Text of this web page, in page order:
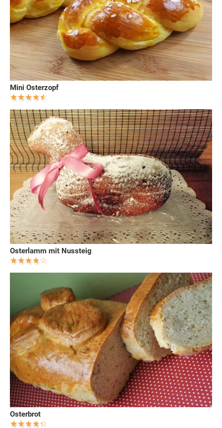
Mini Osterzopf
Osterlamm mit Nussteig
Osterbrot